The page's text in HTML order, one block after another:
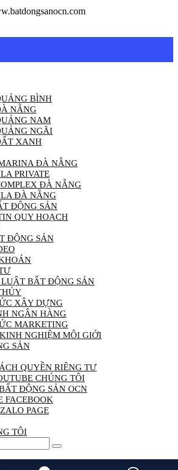
BÌNH
NẴNG
NAM
NGÃI
XANH
ĐÀ NẴNG
PRIVATE
ĐÀ NẴNG
ĐÀ NẴNG
ĐỘNG SẢN
QUY HOẠCH
ĐỘNG SẢN
BẤT ĐỘNG SẢN
XÂY DỰNG
NGÂN HÀNG
MARKETING
NGHIỆM MÔI GIỚI
SẢN
QUYỀN RIÊNG TƯ
CHÚNG TÔI
ĐỘNG SẢN OCN
FACEBOOK
PAGE
TÔI